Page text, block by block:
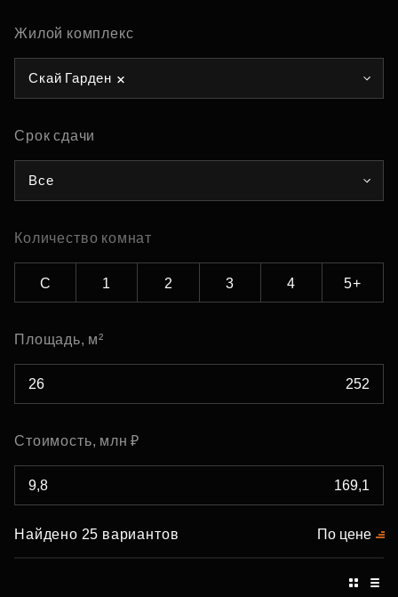
Жилой комплекс
Скай Гарден
Срок сдачи
Все
Количество комнат
С 1 2 3 4 5+
Площадь, м²
Стоимость, млн ₽
Найдено 25 вариантов По цене